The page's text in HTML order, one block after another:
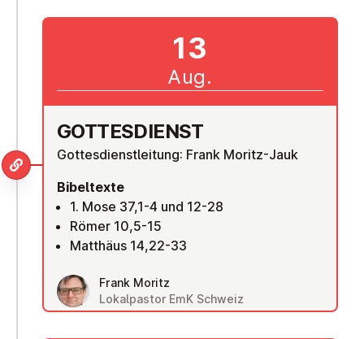
GOT­TES­DIENST
Gottesdienstleitung: Frank Moritz-Jauk
Bibeltexte
1. Mose 37,1-4 und 12-28
Römer 10,5-15
Matthäus 14,22-33
Frank Moritz
Lokalpastor EmK Schweiz
13
Aug.